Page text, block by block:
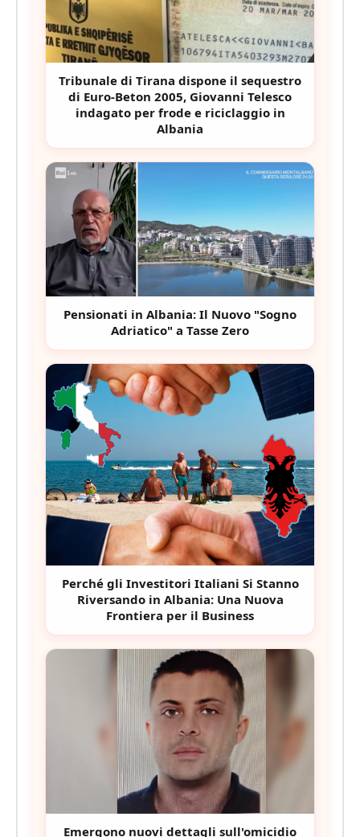
Tribunale di Tirana dispone il sequestro
di Euro-Beton 2005, Giovanni Telesco
indagato per frode e riciclaggio in
Albania
Pensionati in Albania: Il Nuovo "Sogno
Adriatico" a Tasse Zero
Perché gli Investitori Italiani Si Stanno
Riversando in Albania: Una Nuova
Frontiera per il Business
Emergono nuovi dettagli sull'omicidio